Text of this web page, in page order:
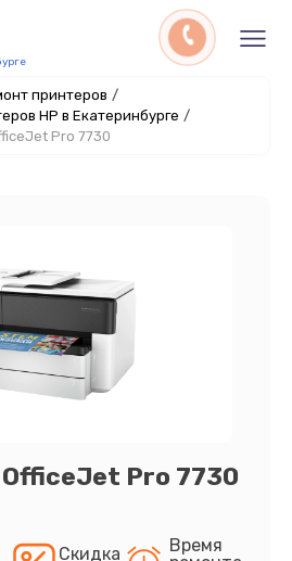
принтеров /
HP в Екатеринбурге /
Pro 7730
Pro 7730
Скидка
Время